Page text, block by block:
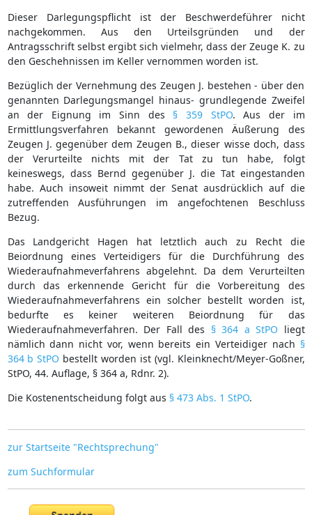
Dieser Darlegungspflicht ist der Beschwerdeführer nicht
nachgekommen. Aus den Urteilsgründen und der
Antragsschrift selbst ergibt sich vielmehr, dass der Zeuge K. zu
den Geschehnissen im Keller vernommen worden ist.
Bezüglich der Vernehmung des Zeugen J. bestehen - über den
genannten Darlegungsmangel hinaus- grundlegende Zweifel
an der Eignung im Sinn des § 359 StPO. Aus der im
Ermittlungsverfahren bekannt gewordenen Äußerung des
Zeugen J. gegenüber dem Zeugen B., dieser wisse doch, dass
der Verurteilte nichts mit der Tat zu tun habe, folgt
keineswegs, dass Bernd gegenüber J. die Tat eingestanden
habe. Auch insoweit nimmt der Senat ausdrücklich auf die
zutreffenden Ausführungen im angefochtenen Beschluss
Bezug.
Das Landgericht Hagen hat letztlich auch zu Recht die
Beiordnung eines Verteidigers für die Durchführung des
Wiederaufnahmeverfahrens abgelehnt. Da dem Verurteilten
durch das erkennende Gericht für die Vorbereitung des
Wiederaufnahmeverfahrens ein solcher bestellt worden ist,
bedurfte es keiner weiteren Beiordnung für das
Wiederaufnahmeverfahren. Der Fall des § 364 a StPO liegt
nämlich dann nicht vor, wenn bereits ein Verteidiger nach §
364 b StPO bestellt worden ist (vgl. Kleinknecht/Meyer-Goßner,
StPO, 44. Auflage, § 364 a, Rdnr. 2).
Die Kostenentscheidung folgt aus § 473 Abs. 1 StPO.
zur Startseite "Rechtsprechung"
zum Suchformular